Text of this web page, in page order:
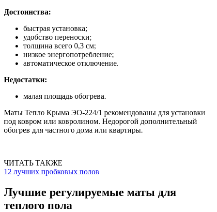
Достоинства:
быстрая установка;
удобство переноски;
толщина всего 0,3 см;
низкое энергопотребление;
автоматическое отключение.
Недостатки:
малая площадь обогрева.
Маты Тепло Крыма ЭО-224/1 рекомендованы для установки
под ковром или ковролином. Недорогой дополнительный
обогрев для частного дома или квартиры.
ЧИТАТЬ ТАКЖЕ
12 лучших пробковых полов
Лучшие регулируемые маты для
теплого пола